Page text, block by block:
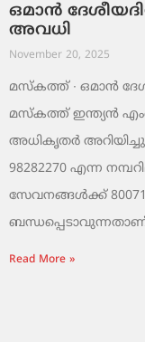
ഒമാൻ
അവധി
November 20, 2025
മസ്‌കത്ത് ∙ ഒമാൻ
മസ്‌കത്ത് ഇന്ത്യൻ
അധികൃതർ
98282270 എന്ന
സേവനങ്ങൾക്ക്
Read More »